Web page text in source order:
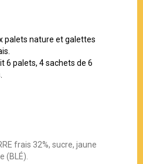
palets nature et galettes
6 palets, 4 sachets de 6
frais 32%, sucre, jaune
(BLÉ).